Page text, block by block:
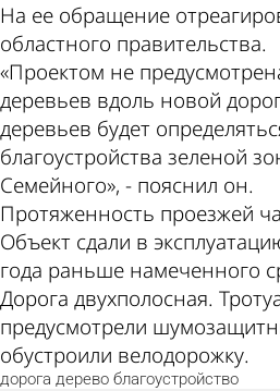
На ее обращение
областного правительства.
«Проектом не
деревьев вдоль новой
деревьев будет
благоустройства зеленой
Семейного», - пояснил он.
Протяженность проезжей
Объект сдали в
года раньше намеченного
Дорога двухполосная.
предусмотрели
обустроили велодорожку.
дорога дерево благоустройство